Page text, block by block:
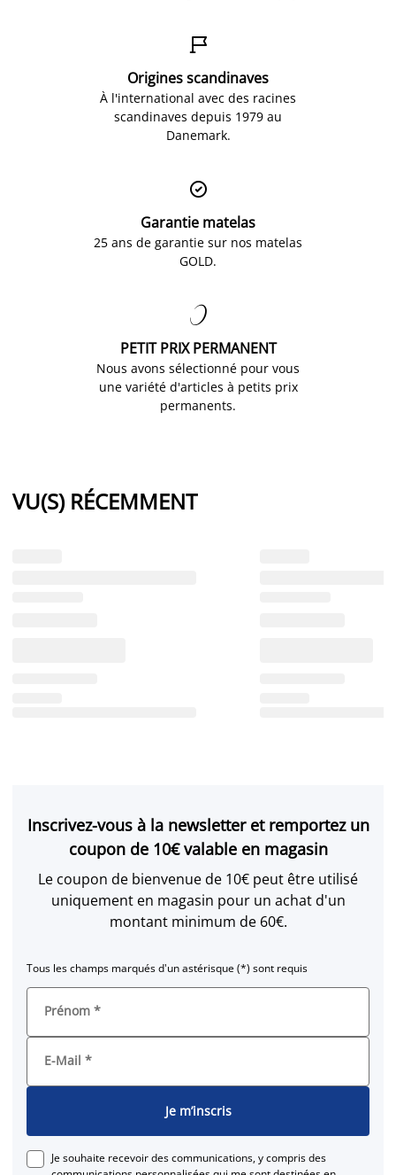

Origines scandinaves
À l'international avec des racines
scandinaves depuis 1979 au
Danemark.

Garantie matelas
25 ans de garantie sur nos matelas
GOLD.

PETIT PRIX PERMANENT
Nous avons sélectionné pour vous
une variété d'articles à petits prix
permanents.
VU(S) RÉCEMMENT
Inscrivez-vous à la newsletter et remportez un
coupon de 10€ valable en magasin
Le coupon de bienvenue de 10€ peut être utilisé
uniquement en magasin pour un achat d'un
montant minimum de 60€.
Tous les champs marqués d'un astérisque (*) sont requis
Prénom *
E-Mail *
Je m’inscris
Je souhaite recevoir des communications, y compris des